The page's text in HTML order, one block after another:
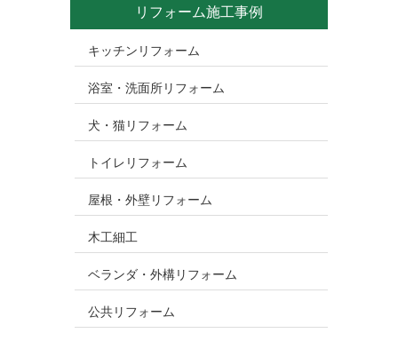
リフォーム施工事例
キッチンリフォーム
浴室・洗面所リフォーム
犬・猫リフォーム
トイレリフォーム
屋根・外壁リフォーム
木工細工
ベランダ・外構リフォーム
公共リフォーム